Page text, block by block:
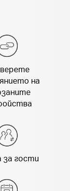
на
гости